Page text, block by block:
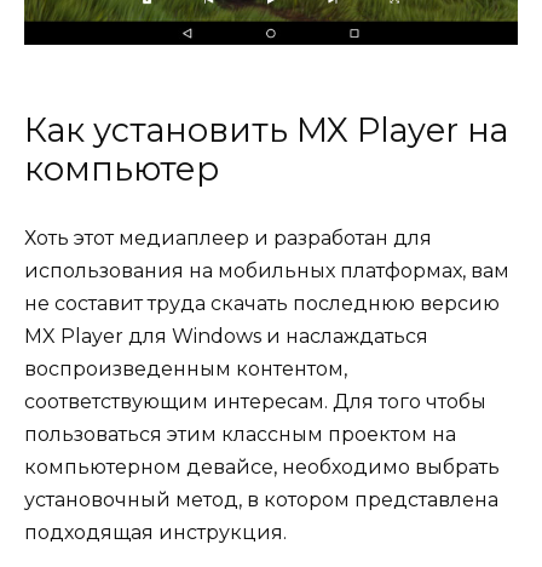
Как установить MX Player на
компьютер
Хоть этот медиаплеер и разработан для
использования на мобильных платформах, вам
не составит труда скачать последнюю версию
MX Player для Windows и наслаждаться
воспроизведенным контентом,
соответствующим интересам. Для того чтобы
пользоваться этим классным проектом на
компьютерном девайсе, необходимо выбрать
установочный метод, в котором представлена
подходящая инструкция.